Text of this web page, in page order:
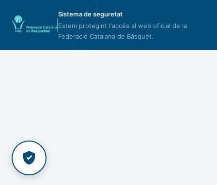
Sistema de seguretat
Estem protegint l'accés al web oficial de la
Federació Catalana de Bàsquet.